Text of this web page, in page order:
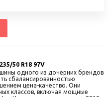
50 R18 97V
шины одного из дочерних брендов
сбалансированностью
цена-качество. Они
классов, включая мощные